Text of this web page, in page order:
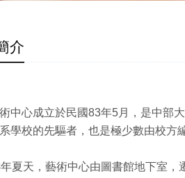
介
中心成立於民國83年5月，是中部
學校的先驅者，也是極少數由校方
夏天，藝術中心由圖書館地下室